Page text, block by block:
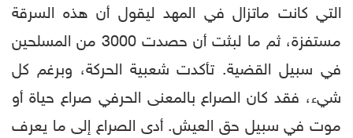
التي كانت ماتزال في المهد ليقول أن هذه السرقة
مستفزة، ثم ما لبثت أن حصدت 3000 من المسلحين
في سبيل القضية. تأكدت شعبية الحركة، وبرغم كل
شيء، فقد كان الصراع بالمعنى الحرفي صراع حياة أو
موت في سبيل حق العيش. أدى الصراع إلى ما يعرف